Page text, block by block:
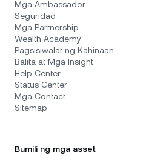
Mga Ambassador
Seguridad
Mga Partnership
Wealth Academy
Pagsisiwalat ng Kahinaan
Balita at Mga Insight
Help Center
Status Center
Mga Contact
Sitemap
Bumili ng mga asset